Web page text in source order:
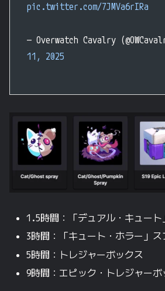
pic.twitter.com/7JMVa6rIRa
— Overwatch Cavalry
11, 2025
1.5時間：「デュアル・キュート
3時間：「キュート・ホラー」ス
5時間：トレジャーボックス
9時間：エピック・トレジャーボ